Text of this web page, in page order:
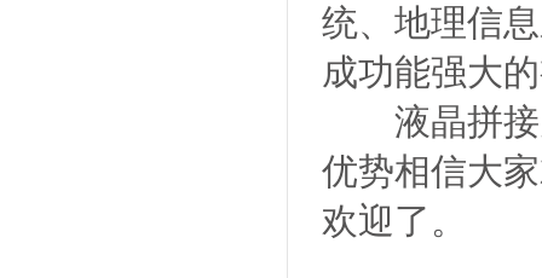
统、地理信
成功能强大
液晶拼接
优势相信大
欢迎了。